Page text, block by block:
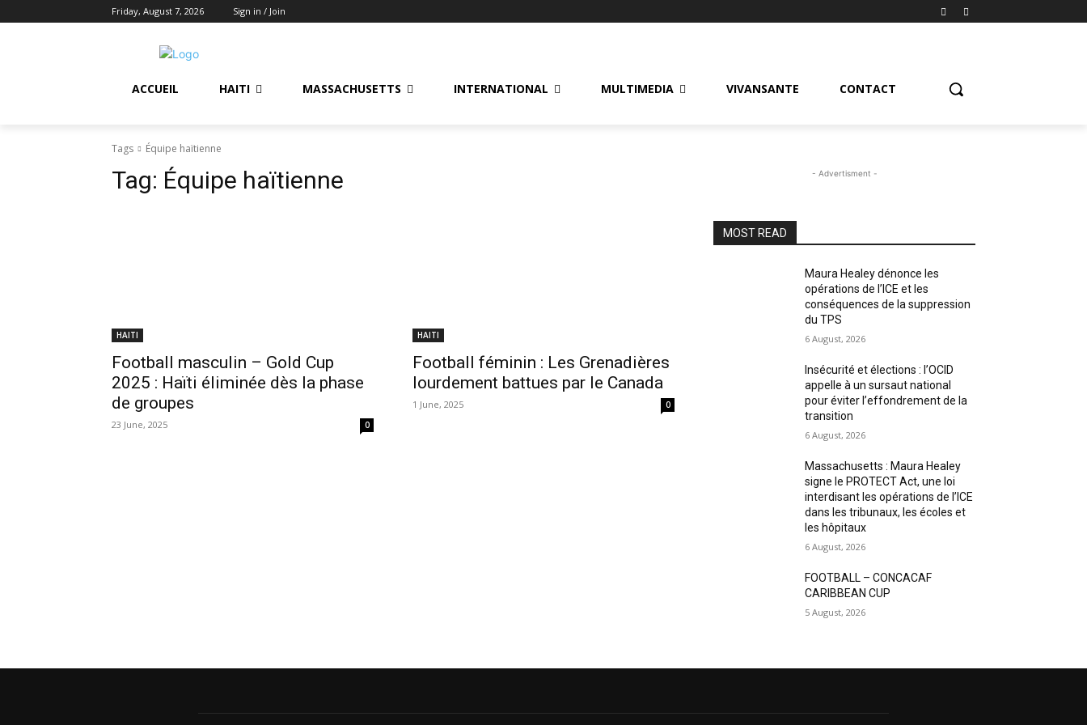
Friday, August 7, 2026 Sign in / Join
ACCUEIL HAITI MASSACHUSETTS INTERNATIONAL MULTIMEDIA VIVANSANTE CONTACT
Tags Équipe haïtienne
Tag: Équipe haïtienne
HAITI
Football masculin – Gold Cup
2025 : Haïti éliminée dès la phase
de groupes
23 June, 2025 0
HAITI
Football féminin : Les Grenadières
lourdement battues par le Canada
1 June, 2025 0
- Advertisment -
MOST READ
Maura Healey dénonce les
opérations de l’ICE et les
conséquences de la suppression
du TPS
6 August, 2026
Insécurité et élections : l’OCID
appelle à un sursaut national
pour éviter l’effondrement de la
transition
6 August, 2026
Massachusetts : Maura Healey
signe le PROTECT Act, une loi
interdisant les opérations de l’ICE
dans les tribunaux, les écoles et
les hôpitaux
6 August, 2026
FOOTBALL – CONCACAF
CARIBBEAN CUP
5 August, 2026